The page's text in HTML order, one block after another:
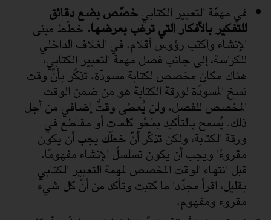
في مهمّة التعبير الكتابيخصّص بضع دقائق
للتفكير بالأفكار التي ترغب بعرضها.خطّط مبنى
الإنشاء واكتب رؤوس أقلام. في الغلاف الداخلي
للكراسة، إلى جانب فصل مهمة التعبير الكتابي،
هناك مكان مخصص لكتابة مسودّة. تذكّر بأنّ وقت
نسخ المسودّة لورقة الكتابة هو من ضمن الوقت
المخصص للفصل، ولن يُعطى وقتٌ إضافي من أجل
ذلك. يُسمح بالتأكيد بمَحْوِ كلمات أو مقاطع في
ورقة الكتابة، ولكن تذكّر أنّ خطّك يجب أن يكون
مقروءًا ويجب أن يكون تسلسلُ الإنشاء مفهومًا.
قبل انتهاء الوقت المخصص لمهمة التعبير الكتابي
بقليل، اقرأ مجدّدا ما كتبت وتأكد من أنّ كل شيء
مقروء ومفهوم.